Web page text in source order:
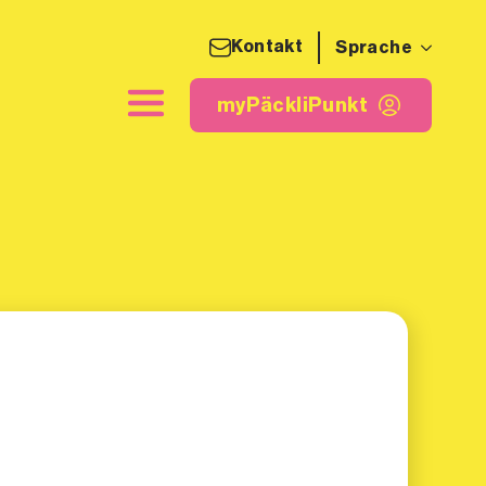
Kontakt Sprache
myPäckliPunkt
myPäckliPunkt